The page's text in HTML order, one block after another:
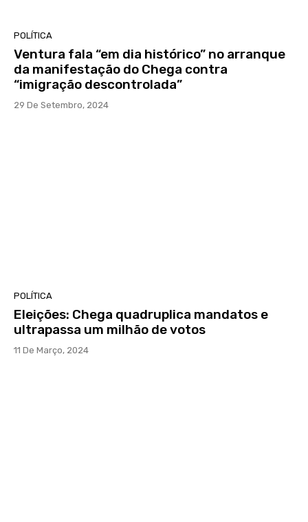
POLÍTICA
Ventura fala “em dia histórico” no arranque
da manifestação do Chega contra
“imigração descontrolada”
29 De Setembro, 2024
POLÍTICA
Eleições: Chega quadruplica mandatos e
ultrapassa um milhão de votos
11 De Março, 2024